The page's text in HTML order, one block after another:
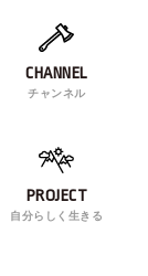
CHANNEL
チャンネル
PROJECT
自分らしく生きる